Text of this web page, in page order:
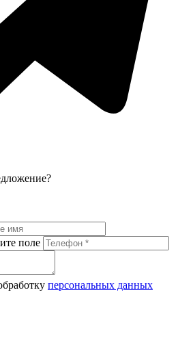
поле
персональных данных